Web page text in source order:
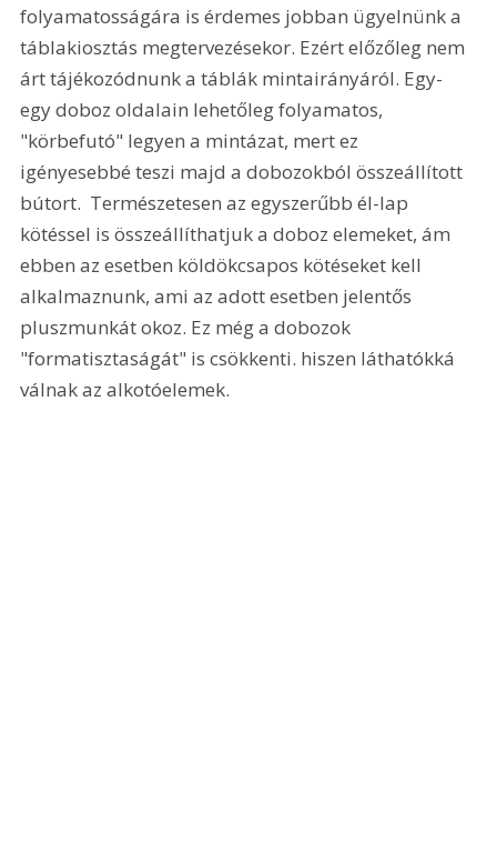
folyamatosságára is érdemes jobban ügyelnünk a
táblakiosztás megtervezésekor. Ezért előzőleg nem
árt tájékozódnunk a táblák mintairányáról. Egy-
egy doboz oldalain lehetőleg folyamatos,
"körbefutó" legyen a mintázat, mert ez
igényesebbé teszi majd a dobozokból összeállított
bútort.  Természetesen az egyszerűbb él-lap
kötéssel is összeállíthatjuk a doboz elemeket, ám
ebben az esetben köldökcsapos kötéseket kell
alkalmaznunk, ami az adott esetben jelentős
pluszmunkát okoz. Ez még a dobozok
"formatisztaságát" is csökkenti. hiszen láthatókká
válnak az alkotóelemek.